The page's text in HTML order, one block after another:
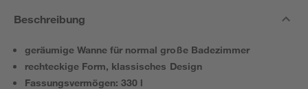
Beschreibung
geräumige Wanne für normal große Badezimmer
rechteckige Form, klassisches Design
Fassungsvermögen: 330 l